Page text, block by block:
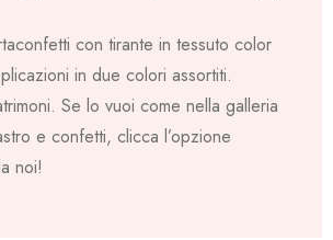
con tirante in tessuto color
in due colori assortiti.
Se lo vuoi come nella galleria
e confetti, clicca l’opzione
noi!